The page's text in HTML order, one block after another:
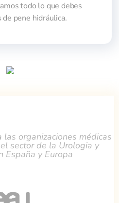
todo lo que debes
pene hidráulica.
organizaciones médicas
sector de la Urologia y
España y Europa